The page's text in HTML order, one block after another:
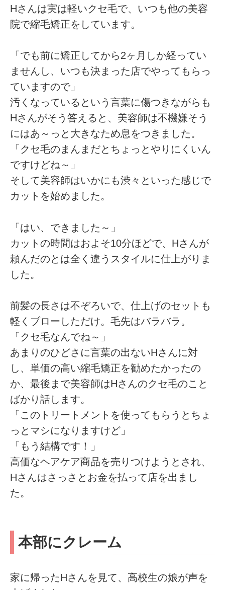
Hさんは実は軽いクセ毛で、いつも他の美容
院で縮毛矯正をしています。
「でも前に矯正してから2ヶ月しか経ってい
ませんし、いつも決まった店でやってもらっ
ていますので」
汚くなっているという言葉に傷つきながらも
Hさんがそう答えると、美容師は不機嫌そう
にはあ～っと大きなため息をつきました。
「クセ毛のまんまだとちょっとやりにくいん
ですけどね～」
そして美容師はいかにも渋々といった感じで
カットを始めました。
「はい、できました～」
カットの時間はおよそ10分ほどで、Hさんが
頼んだのとは全く違うスタイルに仕上がりま
した。
前髪の長さは不ぞろいで、仕上げのセットも
軽くブローしただけ。毛先はバラバラ。
「クセ毛なんでね～」
あまりのひどさに言葉の出ないHさんに対
し、単価の高い縮毛矯正を勧めたかったの
か、最後まで美容師はHさんのクセ毛のこと
ばかり話します。
「このトリートメントを使ってもらうとちょ
っとマシになりますけど」
「もう結構です！」
高価なヘアケア商品を売りつけようとされ、
Hさんはさっさとお金を払って店を出まし
た。
本部にクレーム
家に帰ったHさんを見て、高校生の娘が声を